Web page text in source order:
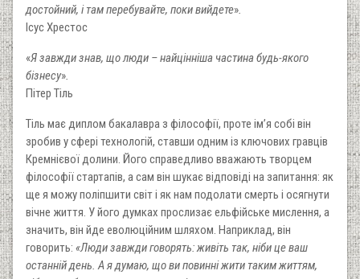
достойний, і там перебувайте, поки вийдете».
Ісус Хрестос
«Я завжди знав, що люди – найцінніша частина будь-якого
бізнесу».
Пітер Тіль
Тіль має диплом бакалавра з філософії, проте ім’я собі він
зробив у сфері технологій, ставши одним із ключових гравців
Кремнієвої долини. Його справедливо вважають творцем
філософії стартапів, а сам він шукає відповіді на запитання: як
ще я можу поліпшити світ і як нам подолати смерть і осягнути
вічне життя. У його думках прослизає ельфійське мислення, а
значить, він йде еволюційним шляхом. Наприклад, він
говорить: «Люди завжди говорять: живіть так, ніби це ваш
останній день. А я думаю, що ви повинні жити таким життям,